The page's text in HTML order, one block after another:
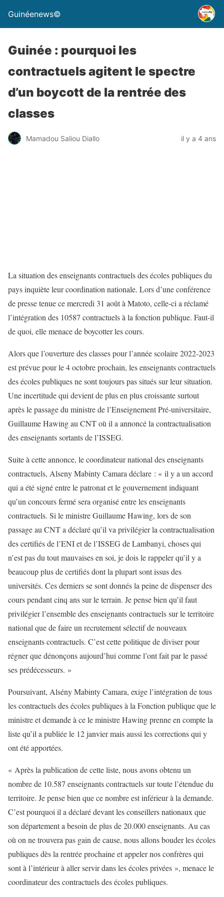
Guinéenews©
Guinée : pourquoi les
contractuels agitent le spectre
d’un boycott de la rentrée des
classes
Mamadou Saliou Diallo il y a 4 ans
La situation des enseignants contractuels des écoles publiques du
pays inquiète leur coordination nationale. Lors d’une conférence
de presse tenue ce mercredi 31 août à Matoto, celle-ci a réclamé
l’intégration des 10587 contractuels à la fonction publique. Faut-il
de quoi, elle menace de boycotter les cours.
Alors que l’ouverture des classes pour l’année scolaire 2022-2023
est prévue pour le 4 octobre prochain, les enseignants contractuels
des écoles publiques ne sont toujours pas situés sur leur situation.
Une incertitude qui devient de plus en plus croissante surtout
après le passage du ministre de l’Enseignement Pré-universitaire,
Guillaume Hawing au CNT où il a annoncé la contractualisation
des enseignants sortants de l’ISSEG.
Suite à cette annonce, le coordinateur national des enseignants
contractuels, Alseny Mabinty Camara déclare : « il y a un accord
qui a été signé entre le patronat et le gouvernement indiquant
qu’un concours fermé sera organisé entre les enseignants
contractuels. Si le ministre Guillaume Hawing, lors de son
passage au CNT a déclaré qu’il va privilégier la contractualisation
des certifiés de l’ENI et de l’ISSEG de Lambanyi, choses qui
n’est pas du tout mauvaises en soi, je dois le rappeler qu’il y a
beaucoup plus de certifiés dont la plupart sont issus des
universités. Ces derniers se sont donnés la peine de dispenser des
cours pendant cinq ans sur le terrain. Je pense bien qu’il faut
privilégier l’ensemble des enseignants contractuels sur le territoire
national que de faire un recrutement sélectif de nouveaux
enseignants contractuels. C’est cette politique de diviser pour
régner que dénonçons aujourd’hui comme l’ont fait par le passé
ses prédécesseurs. »
Poursuivant, Alsény Mabinty Camara, exige l’intégration de tous
les contractuels des écoles publiques à la Fonction publique que le
ministre et demande à ce le ministre Hawing prenne en compte la
liste qu’il a publiée le 12 janvier mais aussi les corrections qui y
ont été apportées.
« Après la publication de cette liste, nous avons obtenu un
nombre de 10.587 enseignants contractuels sur toute l’étendue du
territoire. Je pense bien que ce nombre est inférieur à la demande.
C’est pourquoi il a déclaré devant les conseillers nationaux que
son département a besoin de plus de 20.000 enseignants. Au cas
où on ne trouvera pas gain de cause, nous allons bouder les écoles
publiques dès la rentrée prochaine et appeler nos confrères qui
sont à l’intérieur à aller servir dans les écoles privées », menace le
coordinateur des contractuels des écoles publiques.